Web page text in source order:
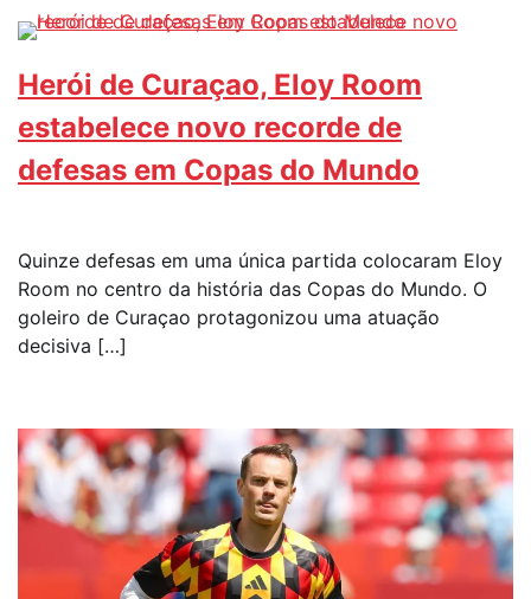
Herói de Curaçao, Eloy Room
estabelece novo recorde de
defesas em Copas do Mundo
Quinze defesas em uma única partida colocaram Eloy
Room no centro da história das Copas do Mundo. O
goleiro de Curaçao protagonizou uma atuação
decisiva […]